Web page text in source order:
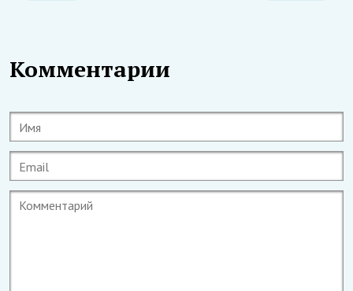
Комментарии